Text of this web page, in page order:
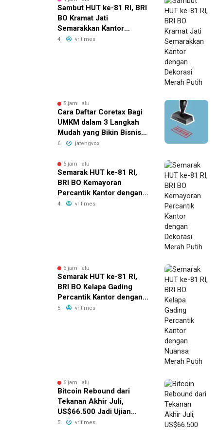
Sambut HUT ke-81 RI, BRI
BO Kramat Jati
Semarakkan Kantor
dengan Dekorasi Merah
4 vritimes
5 jam lalu
Cara Daftar Coretax Bagi
UMKM dalam 3 Langkah
Mudah yang Bikin Bisnis
Anda Lebih
6 jatengvox
6 jam lalu
Semarak HUT ke-81 RI,
BRI BO Kemayoran
Percantik Kantor dengan
Dekorasi Merah Putih
4 vritimes
6 jam lalu
Semarak HUT ke-81 RI,
BRI BO Kelapa Gading
Percantik Kantor dengan
Nuansa Merah Putih
5 vritimes
6 jam lalu
Bitcoin Rebound dari
Tekanan Akhir Juli,
US$66.500 Jadi Ujian
Berikutnya
5 vritimes